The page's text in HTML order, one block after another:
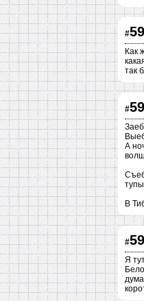
#
Как
так
#
А
В
#
Я